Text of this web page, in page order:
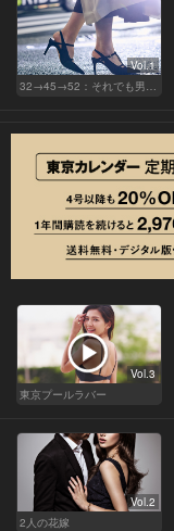
Vol.1
32→45→52：それでも男は完成しない。
Vol.3
東京プールラバー
Vol.2
2人の花嫁